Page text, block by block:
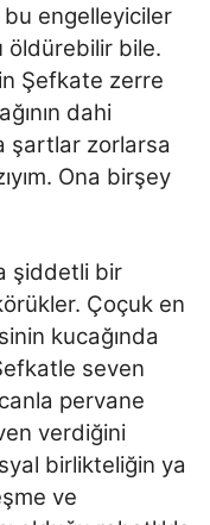
bu engelleyiciler
öldürebilir bile.
Şefkate zerre
dahi
şartlar zorlarsa
Ona birşey
şiddetli bir
Çoçuk en
kucağında
seven
pervane
verdiğini
birlikteliğin ya
ve